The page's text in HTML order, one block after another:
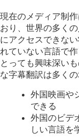
現在のメディア制
おり、世界の多く
にアクセスできな
れていない言語で
とっても興味深い
な字幕翻訳は多く
外国映画や
できる
外国のビデ
しい言語を